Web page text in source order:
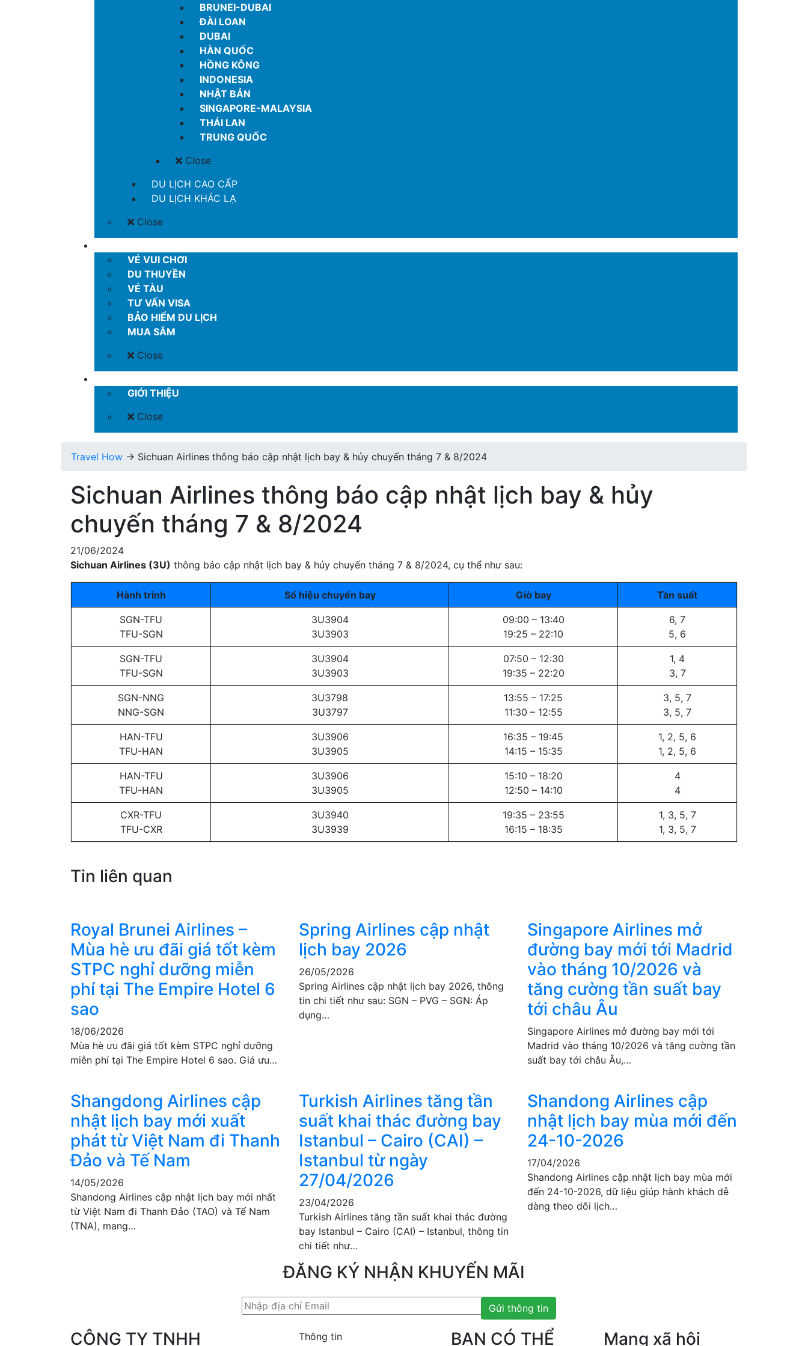
BRUNEI-DUBAI
ĐÀI LOAN
DUBAI
HÀN QUỐC
HỒNG KÔNG
INDONESIA
NHẬT BẢN
SINGAPORE-MALAYSIA
THÁI LAN
TRUNG QUỐC
Close
DU LỊCH CAO CẤP
DU LỊCH KHÁC LẠ
Close
VÉ VUI CHƠI
DU THUYỀN
VÉ TÀU
TƯ VẤN VISA
BẢO HIỂM DU LỊCH
MUA SẮM
Close
GIỚI THIỆU
Close
Travel How → Sichuan Airlines thông báo cập nhật lịch bay & hủy chuyến tháng 7 & 8/2024
Sichuan Airlines thông báo cập nhật lịch bay & hủy
chuyến tháng 7 & 8/2024
21/06/2024
Sichuan Airlines (3U) thông báo cập nhật lịch bay & hủy chuyến tháng 7 & 8/2024, cụ thể như sau:
Hành trình Số hiệu chuyến bay Giờ bay Tần suất
SGN-TFU
TFU-SGN
3U3904
3U3903
09:00 – 13:40
19:25 – 22:10
6, 7
5, 6
SGN-TFU
TFU-SGN
3U3904
3U3903
07:50 – 12:30
19:35 – 22:20
1, 4
3, 7
SGN-NNG
NNG-SGN
3U3798
3U3797
13:55 – 17:25
11:30 – 12:55
3, 5, 7
3, 5, 7
HAN-TFU
TFU-HAN
3U3906
3U3905
16:35 – 19:45
14:15 – 15:35
1, 2, 5, 6
1, 2, 5, 6
HAN-TFU
TFU-HAN
3U3906
3U3905
15:10 – 18:20
12:50 – 14:10
4
4
CXR-TFU
TFU-CXR
3U3940
3U3939
19:35 – 23:55
16:15 – 18:35
1, 3, 5, 7
1, 3, 5, 7
Tin liên quan
Royal Brunei Airlines –
Mùa hè ưu đãi giá tốt kèm
STPC nghỉ dưỡng miễn
phí tại The Empire Hotel 6
sao
18/06/2026
Mùa hè ưu đãi giá tốt kèm STPC nghỉ dưỡng
miễn phí tại The Empire Hotel 6 sao. Giá ưu…
Spring Airlines cập nhật
lịch bay 2026
26/05/2026
Spring Airlines cập nhật lịch bay 2026, thông
tin chi tiết như sau: SGN – PVG – SGN: Áp
dụng…
Singapore Airlines mở
đường bay mới tới Madrid
vào tháng 10/2026 và
tăng cường tần suất bay
tới châu Âu
Singapore Airlines mở đường bay mới tới
Madrid vào tháng 10/2026 và tăng cường tần
suất bay tới châu Âu,…
Shangdong Airlines cập
nhật lịch bay mới xuất
phát từ Việt Nam đi Thanh
Đảo và Tế Nam
14/05/2026
Shandong Airlines cập nhật lịch bay mới nhất
từ Việt Nam đi Thanh Đảo (TAO) và Tế Nam
(TNA), mang…
Turkish Airlines tăng tần
suất khai thác đường bay
Istanbul – Cairo (CAI) –
Istanbul từ ngày
27/04/2026
23/04/2026
Turkish Airlines tăng tần suất khai thác đường
bay Istanbul – Cairo (CAI) – Istanbul, thông tin
chi tiết như…
Shandong Airlines cập
nhật lịch bay mùa mới đến
24-10-2026
17/04/2026
Shandong Airlines cập nhật lịch bay mùa mới
đến 24-10-2026, dữ liệu giúp hành khách dễ
dàng theo dõi lịch…
ĐĂNG KÝ NHẬN KHUYẾN MÃI
Gửi thông tin
CÔNG TY TNHH Thông tin BẠN CÓ THỂ Mạng xã hội